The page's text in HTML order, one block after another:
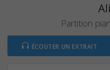
Partition
ÉCOUTER UN EXTRAIT